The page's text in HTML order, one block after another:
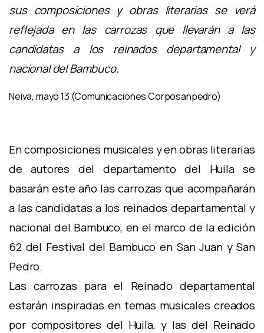
sus composiciones y obras literarias se verá
reflejada en las carrozas que llevarán a las
candidatas a los reinados departamental y
nacional del Bambuco.
Neiva, mayo 13 (Comunicaciones Corposanpedro)
En composiciones musicales y en obras literarias
de autores del departamento del Huila se
basarán este año las carrozas que acompañarán
a las candidatas a los reinados departamental y
nacional del Bambuco, en el marco de la edición
62 del Festival del Bambuco en San Juan y San
Pedro.
Las carrozas para el Reinado departamental
estarán inspiradas en temas musicales creados
por compositores del Huila, y las del Reinado